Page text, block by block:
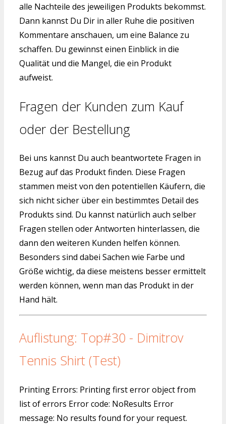
alle Nachteile des jeweiligen Produkts bekommst.
Dann kannst Du Dir in aller Ruhe die positiven
Kommentare anschauen, um eine Balance zu
schaffen. Du gewinnst einen Einblick in die
Qualität und die Mangel, die ein Produkt
aufweist.
Fragen der Kunden zum Kauf
oder der Bestellung
Bei uns kannst Du auch beantwortete Fragen in
Bezug auf das Produkt finden. Diese Fragen
stammen meist von den potentiellen Käufern, die
sich nicht sicher über ein bestimmtes Detail des
Produkts sind. Du kannst natürlich auch selber
Fragen stellen oder Antworten hinterlassen, die
dann den weiteren Kunden helfen können.
Besonders sind dabei Sachen wie Farbe und
Größe wichtig, da diese meistens besser ermittelt
werden können, wenn man das Produkt in der
Hand hält.
Auflistung: Top#30 - Dimitrov
Tennis Shirt (Test)
Printing Errors: Printing first error object from
list of errors Error code: NoResults Error
message: No results found for your request.